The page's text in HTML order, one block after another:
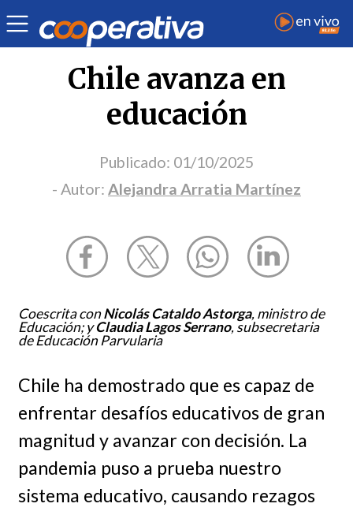
Opinión | Alejandra Arratia Martínez
Chile avanza en
educación
Publicado: 01/10/2025
- Autor: Alejandra Arratia Martínez
Coescrita conNicolás Cataldo Astorga, ministro de
Educación; yClaudia Lagos Serrano, subsecretaria
de Educación Parvularia
Chile ha demostrado que es capaz de
enfrentar desafíos educativos de gran
magnitud y avanzar con decisión. La
pandemia puso a prueba nuestro
sistema educativo, causando rezagos